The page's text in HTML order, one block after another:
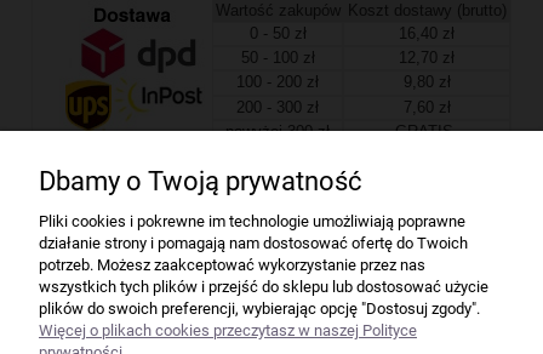
Wartość zakupów
Koszt dostawy (brutto)
0 - 50 zł
16,40 zł
50 - 100 zł
12,70 zł
100 - 200 zł
9,80 zł
200 - 300 zł
7,60 zł
powyżej 300 zł
GRATIS
Firma
Bindownice wg producentów
Niszczarki wg producentów
Dbamy o Twoją prywatność
Pliki cookies i pokrewne im technologie umożliwiają poprawne
działanie strony i pomagają nam dostosować ofertę do Twoich
potrzeb. Możesz zaakceptować wykorzystanie przez nas
wszystkich tych plików i przejść do sklepu lub dostosować użycie
plików do swoich preferencji, wybierając opcję "Dostosuj zgody".
Więcej o plikach cookies przeczytasz w naszej Polityce